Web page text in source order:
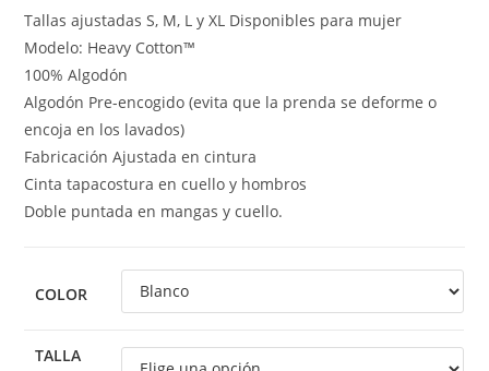
Tallas ajustadas S, M, L y XL Disponibles para mujer
Modelo: Heavy Cotton™
100% Algodón
Algodón Pre-encogido (evita que la prenda se deforme o
encoja en los lavados)
Fabricación Ajustada en cintura
Cinta tapacostura en cuello y hombros
Doble puntada en mangas y cuello.
COLOR
TALLA